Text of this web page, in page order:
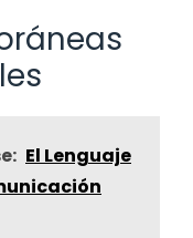
El Lenguaje